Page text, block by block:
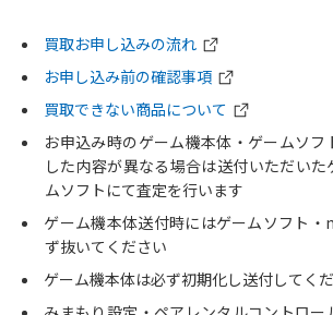
買取お申し込みの流れ
お申し込み前の確認事項
買取できない商品について
お申込み時のゲーム機本体・ゲームソフ
した内容が異なる場合は送付いただい
ムソフトにて査定を行います
ゲーム機本体送付時にはゲームソフト
ず抜いてください
ゲーム機本体は必ず初期化し送付してく